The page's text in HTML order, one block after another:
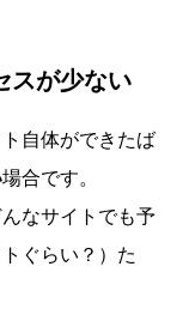
スが少ない
自体ができたば
場合です。
なサイトでも予
ぐらい？）た